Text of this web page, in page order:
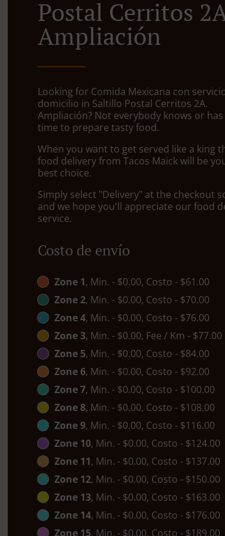
Postal Cerritos
Ampliación
Looking for Comida Mexicana con
domicilio in Saltillo Postal Cerritos 2A.
Ampliación? Not everybody knows or
time to prepare tasty food.
When you want to get served like a king
food delivery from Tacos Maick will be
best choice.
Simply select "Delivery" at the checkout
and we hope you'll appreciate our food
service.
Costo de envío
Zone 1, Min. - $0.00, Costo - $61.00
Zone 2, Min. - $0.00, Costo - $70.00
Zone 4, Min. - $0.00, Costo - $76.00
Zone 3, Min. - $0.00, Fee / Km - $77.00
Zone 5, Min. - $0.00, Costo - $84.00
Zone 6, Min. - $0.00, Costo - $92.00
Zone 7, Min. - $0.00, Costo - $100.00
Zone 8, Min. - $0.00, Costo - $108.00
Zone 9, Min. - $0.00, Costo - $116.00
Zone 10, Min. - $0.00, Costo - $124.00
Zone 11, Min. - $0.00, Costo - $137.00
Zone 12, Min. - $0.00, Costo - $150.00
Zone 13, Min. - $0.00, Costo - $163.00
Zone 14, Min. - $0.00, Costo - $176.00
Zone 15, Min. - $0.00, Costo - $189.00